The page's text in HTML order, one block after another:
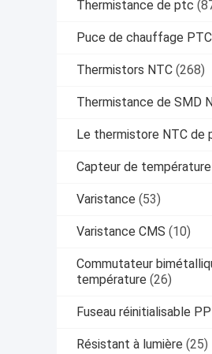
Thermistance de ptc
Puce de chauffage PTC
Thermistors NTC (268)
Thermistance de SMD
Le thermistore NTC de
Capteur de
Varistance (53)
Varistance CMS (10)
Commutateur
température (26)
Fuseau réinitialisable
Résistant à lumière (25)